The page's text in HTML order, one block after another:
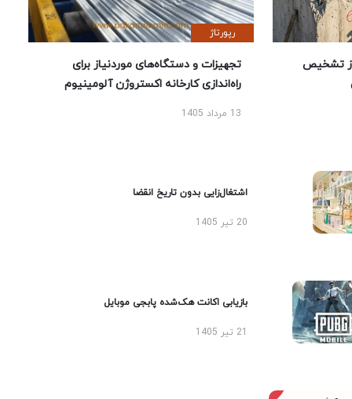
تشخیص
رپورتاژ
تجهیزات و دستگاه‌های موردنیاز برای
راه‌اندازی کارخانه اکستروژن آلومینیوم
13 مرداد 1405
اشتغال‌زایی بدون تاریخ انقضا
20 تیر 1405
بازیابی اکانت هک‌شده پابجی موبایل